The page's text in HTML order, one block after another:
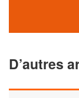
D’autres